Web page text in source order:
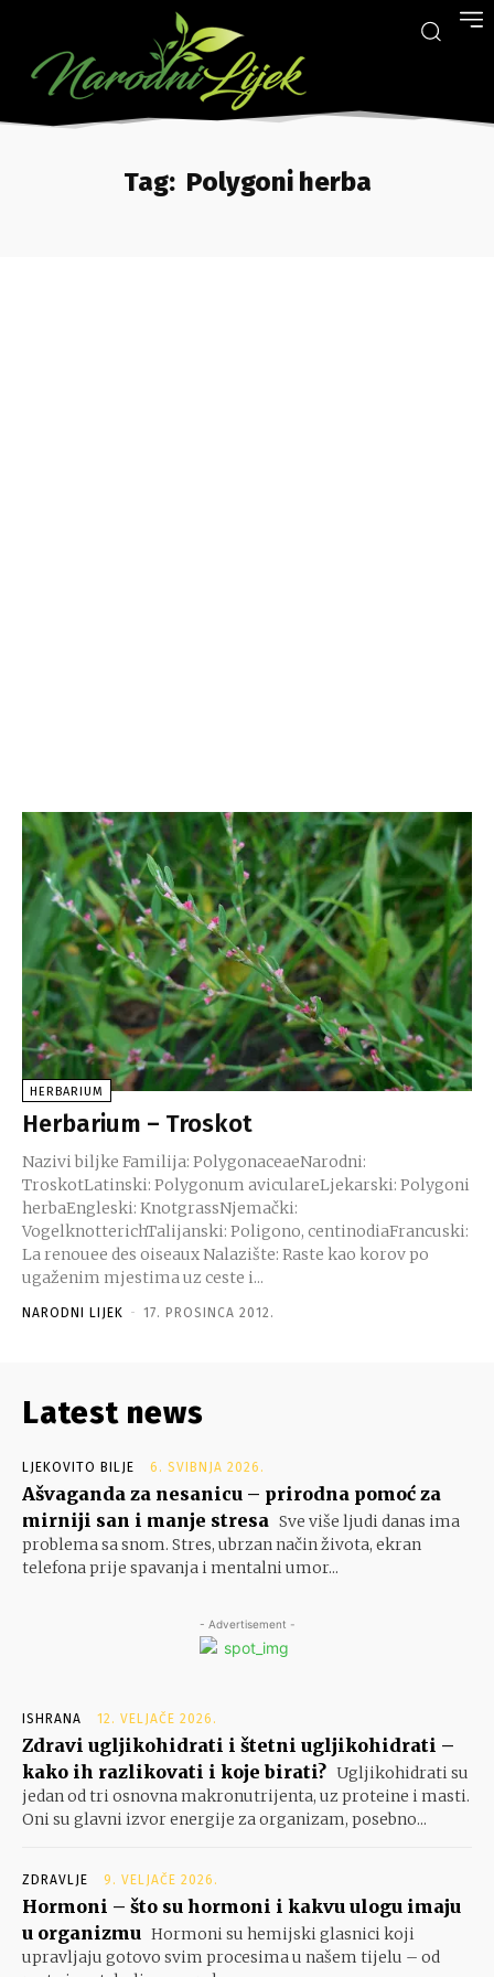
Tag: Polygoni herba
HERBARIUM
Herbarium – Troskot
Nazivi biljke Familija: PolygonaceaeNarodni:
TroskotLatinski: Polygonum aviculareLjekarski: Polygoni
herbaEngleski: KnotgrassNjemački:
VogelknotterichTalijanski: Poligono, centinodiaFrancuski:
La renouee des oiseaux Nalazište: Raste kao korov po
ugaženim mjestima uz ceste i...
NARODNI LIJEK - 17. PROSINCA 2012.
Latest news
LJEKOVITO BILJE 6. SVIBNJA 2026.
Ašvaganda za nesanicu – prirodna pomoć za
mirniji san i manje stresa Sve više ljudi danas ima
problema sa snom. Stres, ubrzan način života, ekran
telefona prije spavanja i mentalni umor...
- Advertisement -
ISHRANA 12. VELJAČE 2026.
Zdravi ugljikohidrati i štetni ugljikohidrati –
kako ih razlikovati i koje birati? Ugljikohidrati su
jedan od tri osnovna makronutrijenta, uz proteine i masti.
Oni su glavni izvor energije za organizam, posebno...
ZDRAVLJE 9. VELJAČE 2026.
Hormoni – što su hormoni i kakvu ulogu imaju
u organizmu Hormoni su hemijski glasnici koji
upravljaju gotovo svim procesima u našem tijelu – od